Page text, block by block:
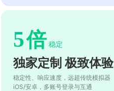
5倍 稳定
独家定制 极致体验
稳定性、响应速度，远超传统模拟器
iOS/安卓，多账号登录与互通